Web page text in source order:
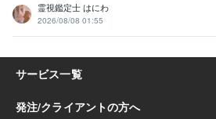
霊視鑑定士 はにわ
2026/08/08 01:55